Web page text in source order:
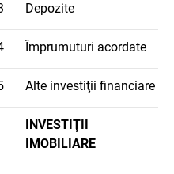
Depozite
Împrumuturi acordate
Alte investiţii financiare
INVESTIŢII
IMOBILIARE